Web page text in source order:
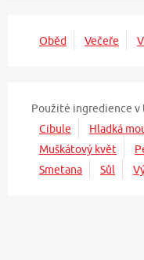
Oběd Večeře
Použité ingredience
Cibule
Hladká
Muškátový květ
Smetana
Sůl